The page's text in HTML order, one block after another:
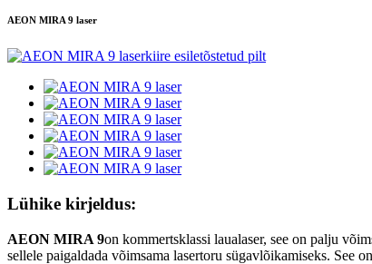
AEON MIRA 9 laser
Lühike kirjeldus:
AEON MIRA 9on kommertsklassi laualaser, see on palju
sellele paigaldada võimsama lasertoru sügavlõikamiseks. See